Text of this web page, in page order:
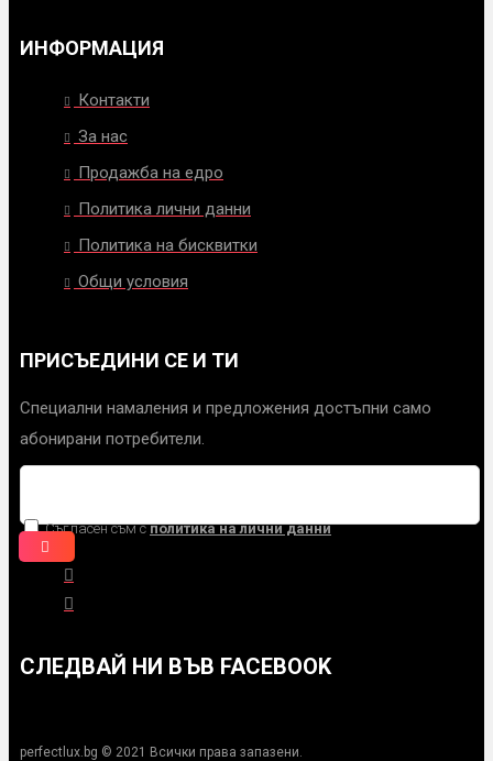
ИНФОРМАЦИЯ
Контакти
За нас
Продажба на едро
Политика лични данни
Политика на бисквитки
Общи условия
ПРИСЪЕДИНИ СЕ И ТИ
Специални намаления и предложения достъпни само
абонирани потребители.
Съгласен съм сполитика на лични данни
СЛЕДВАЙ НИ ВЪВ FACEBOOK
perfectlux.bg © 2021 Всички права запазени.